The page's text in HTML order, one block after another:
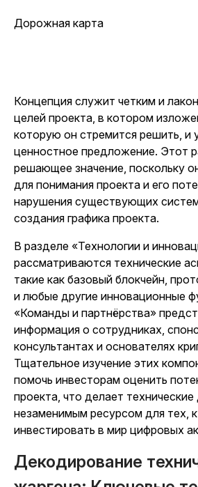
Дорожная карта
Концепция служит четким и
целей проекта, в котором
которую он стремится решить, и
ценностное предложение. Этот
решающее значение, поскольку
для понимания проекта и его
нарушения существующих
создания графика проекта.
В разделе «Технологии и
рассматриваются технические
такие как базовый блокчейн,
и любые другие инновационные
«Команды и партнёрства»
информация о сотрудниках,
консультантах и основателях
Тщательное изучение этих
помочь инвесторам оценить
проекта, что делает
незаменимым ресурсом для тех,
инвестировать в мир цифровых
Декодирование